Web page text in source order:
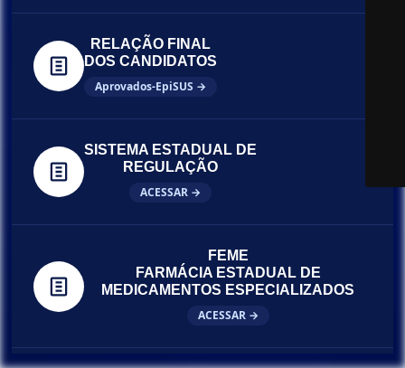
RELAÇÃO FINAL
DOS CANDIDATOS
Aprovados-EpiSUS →
SISTEMA ESTADUAL DE
REGULAÇÃO
ACESSAR →
FEME
FARMÁCIA ESTADUAL DE
MEDICAMENTOS ESPECIALIZADOS
ACESSAR →